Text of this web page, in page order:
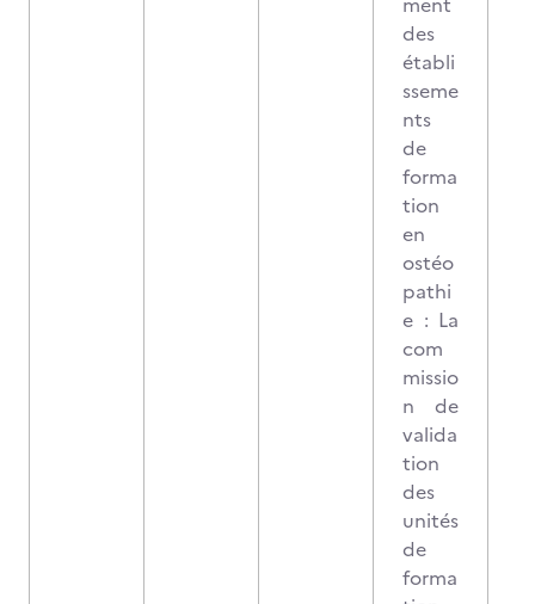
des
établi
sseme
nts
de
forma
tion
en
ostéo
pathi
e : La
com
missio
n de
valida
tion
des
unités
de
forma